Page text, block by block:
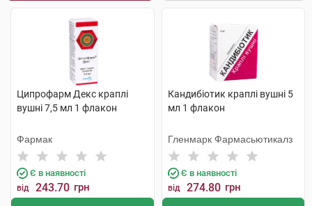
Ципрофарм Декс краплі
вушні 7,5 мл 1 флакон
Фармак
Є в наявності
від 243.70 грн
Кандибіотик краплі вушні 5
мл 1 флакон
Гленмарк Фармасьютикалз
Є в наявності
від 274.80 грн